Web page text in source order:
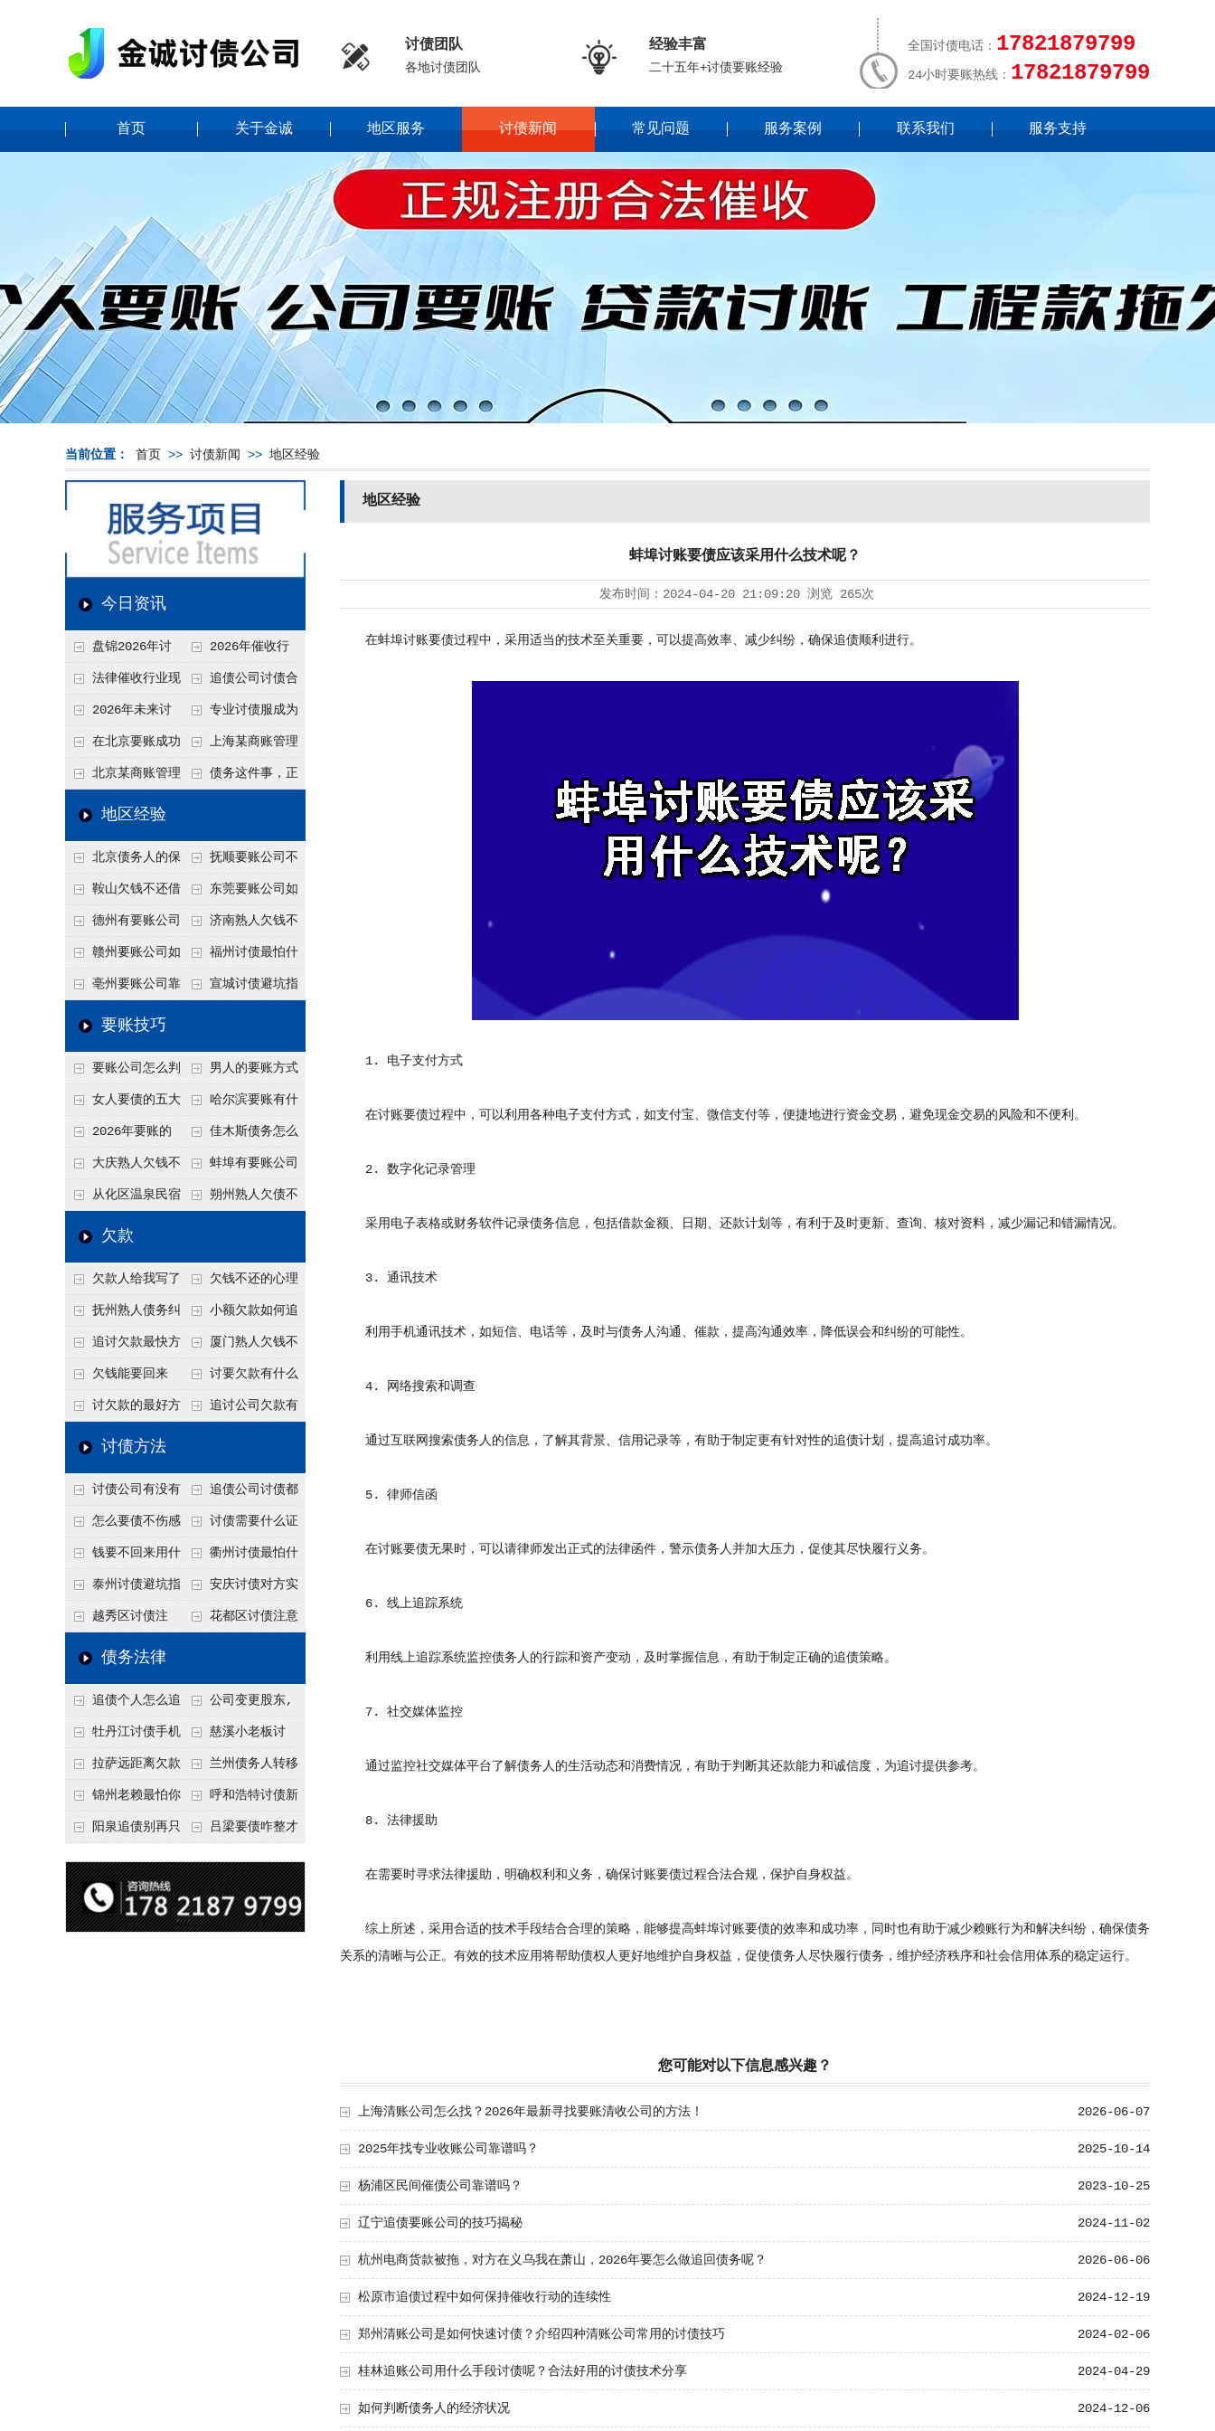
 讨债团队
各地讨债团队  经验丰富
二十五年+讨债要账经验
全国讨债电话： 17821879799
24小时要账热线： 17821879799
首页 关于金诚 地区服务 讨债新闻 常见问题 服务案例 联系我们 服务支持
当前位置： 首页 >> 讨债新闻 >> 地区经验
今日资讯
盘锦2026年讨
债新趋势
2026年催收行
业发展现状、竞争格
局及未来趋势分析
法律催收行业现
状、合规痛点与未来
发展趋势深度解析
追债公司讨债合
法方法总结
2026年未来讨
债要账公司发展趋势
专业讨债服成为
2026年的发展趋势
在北京要账成功
率高吗？未来追账公
司发展趋势引发行业
上海某商账管理
机构聚焦合规服务
北京某商账管理
服务机构持续提升合
力企业化解应收账款
难题
债务这件事，正
地区经验
北京债务人的保
证人能不能找？担保
人的连带责任怎么追
抚顺要账公司不
敢透漏的追回方法是
什么？
鞍山欠钱不还借
口太多？2026年这3
句反问话术，直接把
他后路堵死
东莞要账公司如
何有效要账讨债？20
26年合法追债经验总
结！
德州有要账公司
吗？如何合法讨债才
不沾风险？
济南熟人欠钱不
还？
赣州要账公司如
何有效讨债？合法追
债四步秘籍
福州讨债最怕什
么？2026年这两个关
亳州要账公司靠
谱吗？合法讨债四步
宣城讨债避坑指
回！
要账技巧
要账公司怎么判
断这个案子能不能
接？接案评估的标准
男人的要账方式
是什么呢？
女人要债的五大
绝招,轻松搞定
哈尔滨要账有什
么合法手段？2026年
最新追账方式总结！
2026年要账的
七个小方法
佳木斯债务怎么
追回呢？2026年成功
要账就用这2招
大庆熟人欠钱不
还躲猫猫？2026年这
个“诉前调解”成功率
蚌埠有要账公司
吗？2026年这3个方
从化区温泉民宿
老板借钱不还？2026
施压，立马主动结清
朔州熟人欠债不
死账变活
欠款
欠款人给我写了
还款计划书有用吗？
书面承诺的法律效力
欠钱不还的心理
是什么？读懂欠款人
的心态催收事半功倍
抚州熟人债务纠
纷咋办？这一招好开
口
小额欠款如何追
讨
追讨欠款最快方
法是什么？
厦门熟人欠钱不
还？2026年合法秘
籍！
欠钱能要回来
吗？
讨要欠款有什么
好办法
讨欠款的最好方 追讨公司欠款有
讨债方法
讨债公司有没有
行业协会？正规机构
的行业自律和认证
追债公司讨债都
有哪些手段
怎么要债不伤感
情？
讨债需要什么证
据
钱要不回来用什
么方法要回来
衢州讨债最怕什
么？2026年这两个关
键细节，做错就很难
泰州讨债避坑指
南：2026年这2个细
节不注意，钱很难要
安庆讨债对方实
在没钱咋办？
越秀区讨债注
意！没有借条只有微
把钱要回来
花都区讨债注意
节点”催收最有效
债务法律
追债个人怎么追
回呢？2026年最新绝
招选择！
公司变更股东,
变更前的债权债务谁
承担
牡丹江讨债手机
搞定：2026年线上立
案追债全流程，足不
出户
慈溪小老板讨
债，2026年这2个本
地行业协会出面，比
法院传票快
拉萨远距离欠款
对方在牧区联系不
上，2026年委托当地
兰州债务人转移
财产后申请破产，20
26年破产程序里还能
锦州老赖最怕你
懂这1条，2026
罪”详解，能判刑
呼和浩特讨债新
招：2026年用“律师
成本低见效快
阳泉追债别再只
类隐形财产（公积
金、保单）也能执行
吕梁要债咋整才
调解渠道，比找公司
强
地区经验
蚌埠讨账要债应该采用什么技术呢？
发布时间： 2024-04-20 21:09:20 浏览 265次
在蚌埠讨账要债过程中，采用适当的技术至关重要，可以提高效率、减少纠纷，确保追债顺利进行。
1. 电子支付方式
在讨账要债过程中，可以利用各种电子支付方式，如支付宝、微信支付等，便捷地进行资金交易，避免现金交易的风险和不便利。
2. 数字化记录管理
采用电子表格或财务软件记录债务信息，包括借款金额、日期、还款计划等，有利于及时更新、查询、核对资料，减少漏记和错漏情况。
3. 通讯技术
利用手机通讯技术，如短信、电话等，及时与债务人沟通、催款，提高沟通效率，降低误会和纠纷的可能性。
4. 网络搜索和调查
通过互联网搜索债务人的信息，了解其背景、信用记录等，有助于制定更有针对性的追债计划，提高追讨成功率。
5. 律师信函
在讨账要债无果时，可以请律师发出正式的法律函件，警示债务人并加大压力，促使其尽快履行义务。
6. 线上追踪系统
利用线上追踪系统监控债务人的行踪和资产变动，及时掌握信息，有助于制定正确的追债策略。
7. 社交媒体监控
通过监控社交媒体平台了解债务人的生活动态和消费情况，有助于判断其还款能力和诚信度，为追讨提供参考。
8. 法律援助
在需要时寻求法律援助，明确权利和义务，确保讨账要债过程合法合规，保护自身权益。
综上所述，采用合适的技术手段结合合理的策略，能够提高蚌埠讨账要债的效率和成功率，同时也有助于减少赖账行为和解决纠纷，确保债务
关系的清晰与公正。有效的技术应用将帮助债权人更好地维护自身权益，促使债务人尽快履行债务，维护经济秩序和社会信用体系的稳定运行。
您可能对以下信息感兴趣？
2026-06-07
上海清账公司怎么找？2026年最新寻找要账清收公司的方法！
2025-10-14
2025年找专业收账公司靠谱吗？
2023-10-25
杨浦区民间催债公司靠谱吗？
2024-11-02
辽宁追债要账公司的技巧揭秘
2026-06-06
杭州电商货款被拖，对方在义乌我在萧山，2026年要怎么做追回债务呢？
2024-12-19
松原市追债过程中如何保持催收行动的连续性
2024-02-06
郑州清账公司是如何快速讨债？介绍四种清账公司常用的讨债技巧
2024-04-29
桂林追账公司用什么手段讨债呢？合法好用的讨债技术分享
2024-12-06
如何判断债务人的经济状况